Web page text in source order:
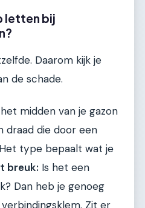
letten bij
Daarom kijk je
de schade.
midden van je gazon
draad die door een
type bepaalt wat je
breuk: Is het een
Dan heb je genoeg
Zit er